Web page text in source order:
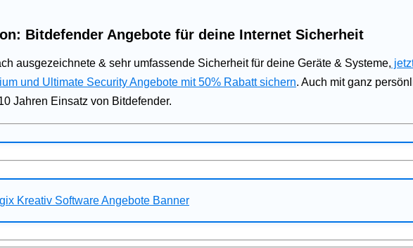
Bitdefender Angebote für deine Internet Sicherheit
ausgezeichnete & sehr umfassende Sicherheit für deine Geräte & Systeme,
und Ultimate Security Angebote mit 50% Rabatt sichern. Auch mit ganz
Jahren Einsatz von Bitdefender.